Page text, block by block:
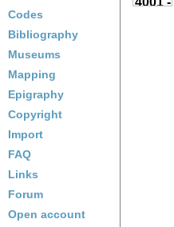
Codes
Bibliography
Museums
Mapping
Epigraphy
Copyright
Import
FAQ
Links
Forum
Open account